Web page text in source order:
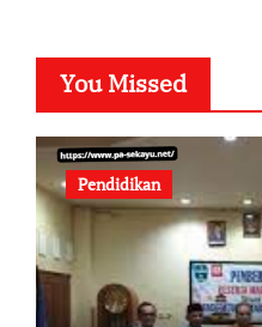
You Missed
Pendidikan